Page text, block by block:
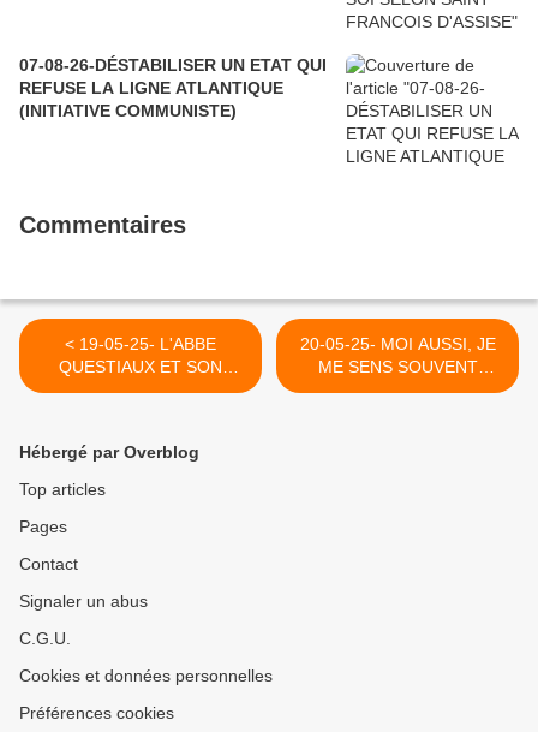
07-08-26-DÉSTABILISER UN ETAT QUI
REFUSE LA LIGNE ATLANTIQUE
(INITIATIVE COMMUNISTE)
Commentaires
< 19-05-25- L'ABBE
QUESTIAUX ET SON
"GUIDE DE LA NATURE", IL
NATURE, REFLET DES
BEAUTES DE DIEU
20-05-25- MOI AUSSI, JE
ME SENS SOUVENT
"GAUCHO" >
Hébergé par Overblog
Top articles
Pages
Contact
Signaler un abus
C.G.U.
Cookies et données personnelles
Préférences cookies